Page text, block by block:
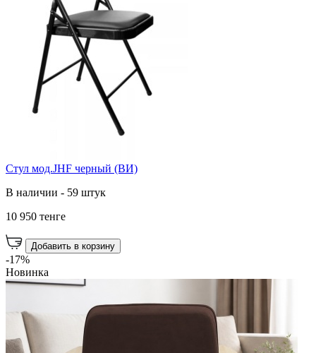
Стул мод.JHF черный (ВИ)
В наличии - 59 штук
10 950 тенге
Добавить в корзину
-17%
Новинка